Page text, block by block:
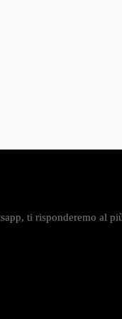
ti risponderemo al